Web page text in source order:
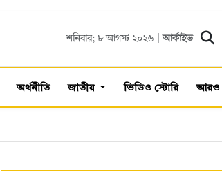
শনিবার; ৮ আগস্ট ২০২৬ |আর্কাইভ
অর্থনীতি জাতীয় ভিডিও স্টোরি আরও